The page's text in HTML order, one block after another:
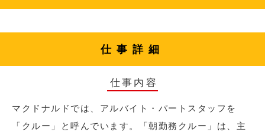
仕事詳細
仕事内容
マクドナルドでは、アルバイト・パートスタッフを
「クルー」と呼んでいます。「朝勤務クルー」は、主